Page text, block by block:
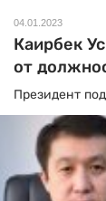
04.01.2023
Каирбек
от
Президент